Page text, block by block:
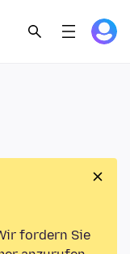
fordern Sie